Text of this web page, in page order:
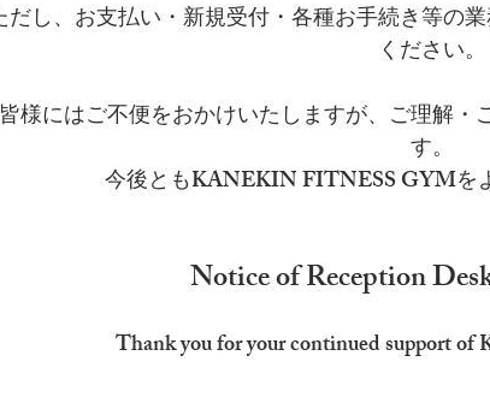
だし、お支払い・新規受付・各種お手続き等の
ください。
皆様にはご不便をおかけいたしますが、ご理解
す。
今後ともKANEKIN FITNESS GYMを
Notice of Reception
Thank you for your continued support